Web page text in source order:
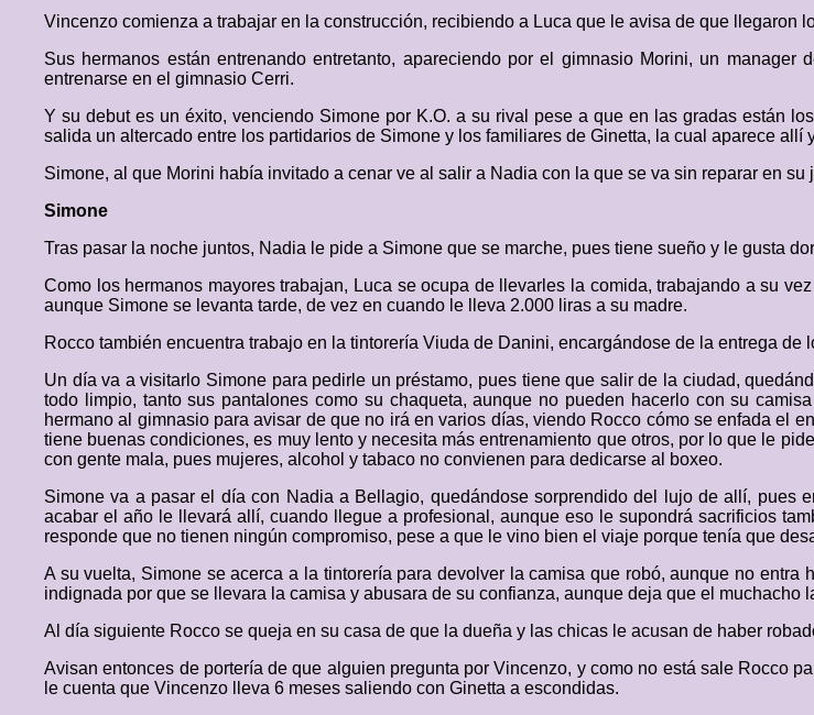
Vincenzo comienza a trabajar en la construcción, recibiendo a Luca que le avisa de que llegaron
Sus hermanos están entrenando entretanto, apareciendo por el gimnasio Morini, un
entrenarse en el gimnasio Cerri.
Y su debut es un éxito, venciendo Simone por K.O. a su rival pese a que en las gradas están
salida un altercado entre los partidarios de Simone y los familiares de Ginetta, la cual aparece
Simone, al que Morini había invitado a cenar ve al salir a Nadia con la que se va sin reparar en su
Simone
Tras pasar la noche juntos, Nadia le pide a Simone que se marche, pues tiene sueño y le gusta
Como los hermanos mayores trabajan, Luca se ocupa de llevarles la comida, trabajando a su
aunque Simone se levanta tarde, de vez en cuando le lleva 2.000 liras a su madre.
Rocco también encuentra trabajo en la tintorería Viuda de Danini, encargándose de la entrega
Un día va a visitarlo Simone para pedirle un préstamo, pues tiene que salir de la ciudad,
todo limpio, tanto sus pantalones como su chaqueta, aunque no pueden hacerlo con su
hermano al gimnasio para avisar de que no irá en varios días, viendo Rocco cómo se enfada el
tiene buenas condiciones, es muy lento y necesita más entrenamiento que otros, por lo que le
con gente mala, pues mujeres, alcohol y tabaco no convienen para dedicarse al boxeo.
Simone va a pasar el día con Nadia a Bellagio, quedándose sorprendido del lujo de allí, pues
acabar el año le llevará allí, cuando llegue a profesional, aunque eso le supondrá sacrificios
responde que no tienen ningún compromiso, pese a que le vino bien el viaje porque tenía que
A su vuelta, Simone se acerca a la tintorería para devolver la camisa que robó, aunque no
indignada por que se llevara la camisa y abusara de su confianza, aunque deja que el muchacho
Al día siguiente Rocco se queja en su casa de que la dueña y las chicas le acusan de haber
Avisan entonces de portería de que alguien pregunta por Vincenzo, y como no está sale Rocco
le cuenta que Vincenzo lleva 6 meses saliendo con Ginetta a escondidas.